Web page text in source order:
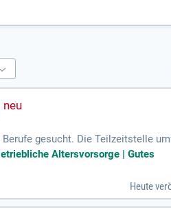
gesucht. Die Teilzeitstelle
sind jederzeit
Jugendlichen im Bereich
Altersvorsorge | Gutes
Heute